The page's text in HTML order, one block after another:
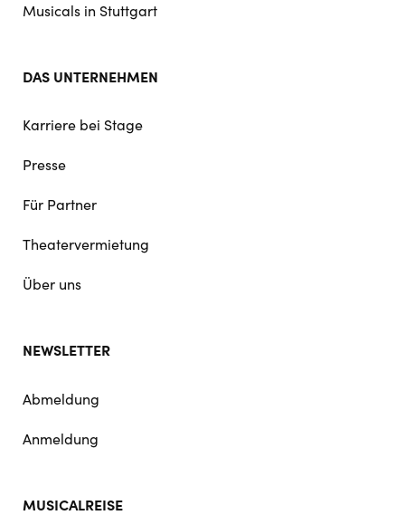
Musicals in Stuttgart
DAS UNTERNEHMEN
Karriere bei Stage
Presse
Für Partner
Theatervermietung
Über uns
NEWSLETTER
Abmeldung
Anmeldung
MUSICALREISE